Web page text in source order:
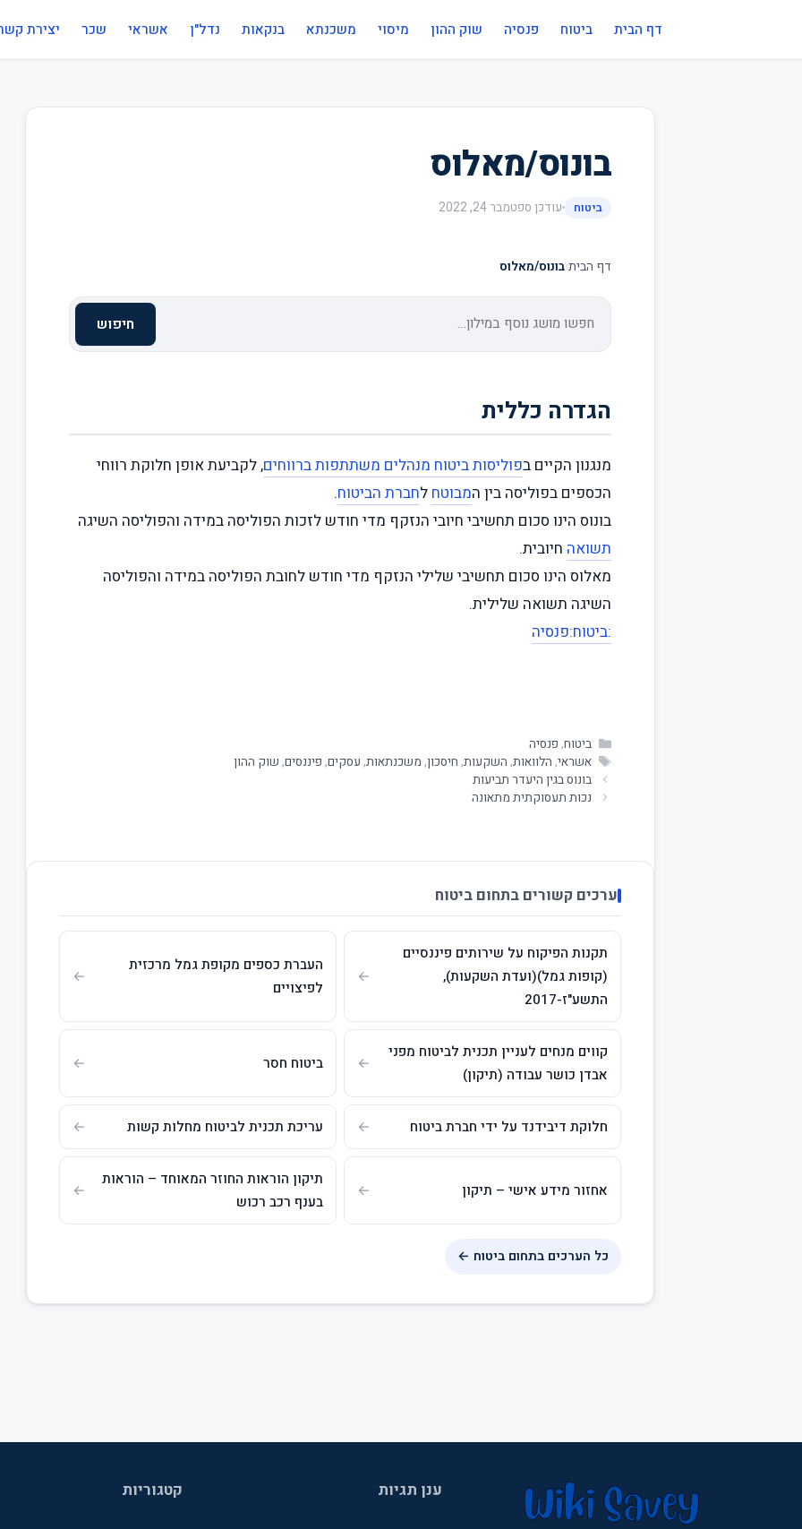
דף הבית ביטוח פנסיה שוק ההון מיסוי משכנתא בנקאות נדל"ן אשראי שכר יצירת
בונוס/מאלוס
ביטוח עודכן ספטמבר 24, 2022
דף הבית›בונוס/מאלוס
חיפוש
הגדרה כללית
מנגנון הקיים בפוליסות ביטוח מנהלים משתתפות ברווחים, לקביעת אופן חלוקת רווחי
הכספים בפוליסה בין המבוטח לחברת הביטוח.
בונוס הינו סכום תחשיבי חיובי הנזקף מדי חודש לזכות הפוליסה במידה והפוליסה השיגה
תשואה חיובית.
מאלוס הינו סכום תחשיבי שלילי הנזקף מדי חודש לחובת הפוליסה במידה והפוליסה
השיגה תשואה שלילית.
:ביטוח:פנסיה
ביטוח, פנסיה
אשראי, הלוואות, השקעות, חיסכון, משכנתאות, עסקים, פיננסים, שוק ההון
בונוס בגין היעדר תביעות
נכות תעסוקתית מתאונה
ערכים קשורים בתחום ביטוח
תקנות הפיקוח על שירותים פיננסיים
(קופות גמל)(ועדת השקעות),
התשע"ז-2017
העברת כספים מקופת גמל מרכזית
לפיצויים
קווים מנחים לעניין תכנית לביטוח מפני
אבדן כושר עבודה (תיקון)
ביטוח חסר
חלוקת דיבידנד על ידי חברת ביטוח עריכת תכנית לביטוח מחלות קשות
אחזור מידע אישי – תיקון
תיקון הוראות החוזר המאוחד – הוראות
בענף רכב רכוש
כל הערכים בתחום ביטוח ←
ענן תגיות קטגוריות